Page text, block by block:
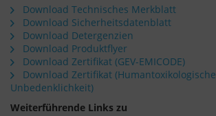
Download Technisches Merkblatt
Download Sicherheitsdatenblatt
Download Detergenzien
Download Produktflyer
Download Zertifikat (GEV-EMICODE)
Download Zertifikat (Humantoxikologische
Unbedenklichkeit)
Weiterführende Links zu